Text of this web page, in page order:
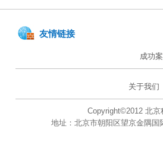
友情链接
成功
关于我们
Copyright©2012 北
地址：北京市朝阳区望京金隅国